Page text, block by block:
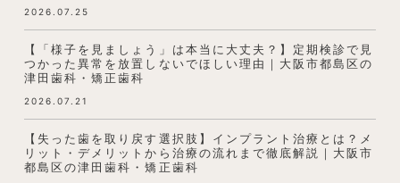
2026.07.25
【「様子を見ましょう」は本当に大丈夫？】定期検診で見
つかった異常を放置しないでほしい理由｜大阪市都島区の
津田歯科・矯正歯科
2026.07.21
【失った歯を取り戻す選択肢】インプラント治療とは？メ
リット・デメリットから治療の流れまで徹底解説｜大阪市
都島区の津田歯科・矯正歯科